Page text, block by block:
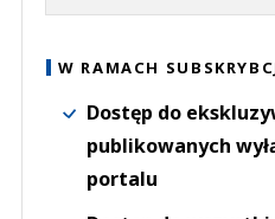
W RAMACH
Dostęp do
publikowanych
portalu